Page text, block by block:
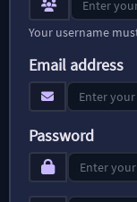
Your username
Email address
Password